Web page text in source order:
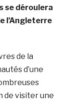
se déroulera
l’Angleterre
de la
d’une
de visiter une